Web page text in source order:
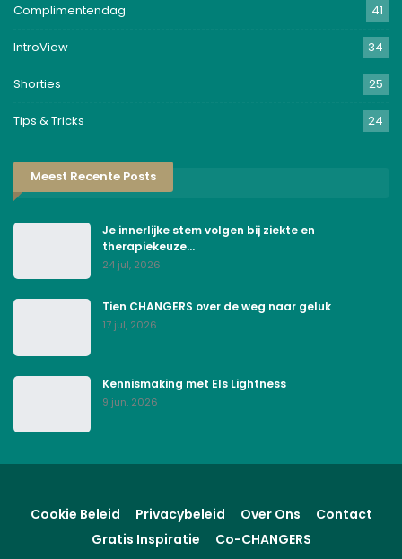
Complimentendag 41
IntroView 34
Shorties 25
Tips & Tricks 24
Meest Recente Posts
Je innerlijke stem volgen bij ziekte en
therapiekeuze…
24 jul, 2026
Tien CHANGERS over de weg naar geluk
17 jul, 2026
Kennismaking met Els Lightness
9 jun, 2026
Cookie Beleid Privacybeleid Over Ons
Contact
Gratis Inspiratie
Co-CHANGERS